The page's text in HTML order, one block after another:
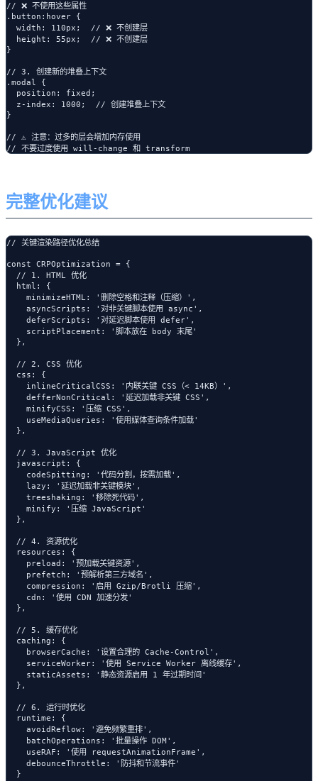
// ❌ 不使用这些属性
.button:hover {
  width: 110px;  // ❌ 不创建层
  height: 55px;  // ❌ 不创建层
}
// 3. 创建新的堆叠上下文
.modal {
  position: fixed;
  z-index: 1000;  // 创建堆叠上下文
}
// ⚠️ 注意：过多的层会增加内存使用
完整优化建议
// 关键渲染路径优化总结
const CRPOptimization = {
  // 1. HTML 优化
  html: {
    minimizeHTML: '删除空格和注释（压缩）',
    asyncScripts: '对非关键脚本使用 async',
    deferScripts: '对延迟脚本使用 defer',
    scriptPlacement: '脚本放在 body 末尾'
  },
  // 2. CSS 优化
  css: {
    inlineCriticalCSS: '内联关键 CSS（< 14KB）',
    defferNonCritical: '延迟加载非关键 CSS',
    minifyCSS: '压缩 CSS',
    useMediaQueries: '使用媒体查询条件加载'
  },
  // 3. JavaScript 优化
  javascript: {
    codeSpitting: '代码分割，按需加载',
    lazy: '延迟加载非关键模块',
    treeshaking: '移除死代码',
    minify: '压缩 JavaScript'
  },
  // 4. 资源优化
  resources: {
    preload: '预加载关键资源',
    prefetch: '预解析第三方域名',
    compression: '启用 Gzip/Brotli 压缩',
    cdn: '使用 CDN 加速分发'
  },
  // 5. 缓存优化
  caching: {
    browserCache: '设置合理的 Cache-Control',
    serviceWorker: '使用 Service Worker 离线缓存',
    staticAssets: '静态资源启用 1 年过期时间'
  },
  // 6. 运行时优化
  runtime: {
    avoidReflow: '避免频繁重排',
    batchOperations: '批量操作 DOM',
    useRAF: '使用 requestAnimationFrame',
    debounceThrottle: '防抖和节流事件'
  }